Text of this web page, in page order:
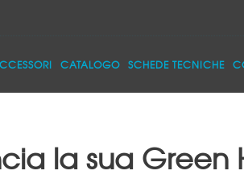
CATALOGO SCHEDE TECNICHE
la sua Green